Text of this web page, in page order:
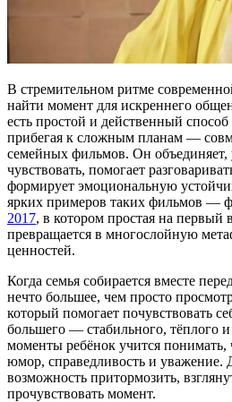
В стремительном ритме
найти момент для искреннего
есть простой и действенный
прибегая к сложным планам —
семейных фильмов. Он объединяет,
чувствовать, помогает
формирует эмоциональную
ярких примеров таких фильмов —
2017, в котором простая на первый
превращается в многослойную
ценностей.
Когда семья собирается вместе
нечто большее, чем просто
который помогает почувствовать
большего — стабильного, тёплого
моменты ребёнок учится понимать,
юмор, справедливость и уважение.
возможность притормозить,
прочувствовать момент.